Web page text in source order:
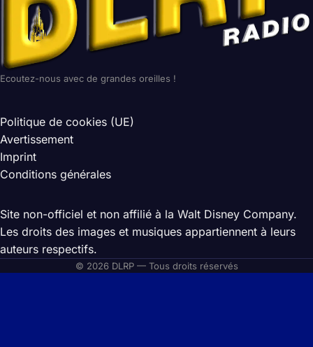
Ecoutez-nous avec de grandes oreilles !
Politique de cookies (UE)
Avertissement
Imprint
Conditions générales
Site non-officiel et non affilié à la Walt Disney Company.
Les droits des images et musiques appartiennent à leurs
auteurs respectifs.
© 2026 DLRP — Tous droits réservés